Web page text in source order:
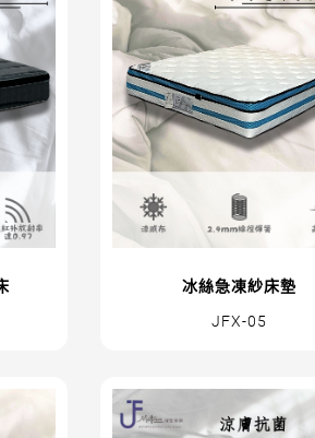
冰絲急凍紗床墊
JFX-05